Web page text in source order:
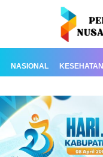
NASIONAL KESEHATAN